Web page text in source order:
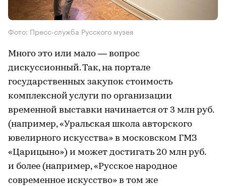
Фото: Пресс-служба Русского музея
Много это или мало — вопрос
дискуссионный. Так, на портале
государственных закупок стоимость
комплексной услуги по организации
временной выставки начинается от 3 млн руб.
(например, «Уральская школа авторского
ювелирного искусства» в московском ГМЗ
«Царицыно») и может достигать 20 млн руб.
и более (например, «Русское народное
современное искусство» в том же